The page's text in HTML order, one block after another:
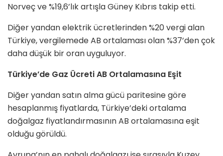
Norveç ve %19,6’lık artışla Güney Kıbrıs takip etti.
Diğer yandan elektrik ücretlerinden %20 vergi alan
Türkiye, vergilemede AB ortalaması olan %37’den çok
daha düşük bir oran uyguluyor.
Türkiye’de Gaz Ücreti AB Ortalamasına Eşit
Diğer yandan satın alma gücü paritesine göre
hesaplanmış fiyatlarda, Türkiye’deki ortalama
doğalgaz fiyatlandırmasının AB ortalamasına eşit
olduğu görüldü.